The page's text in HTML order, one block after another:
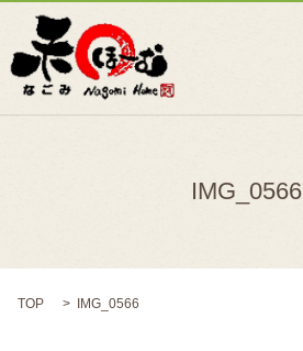
IMG_0566
TOP IMG_0566